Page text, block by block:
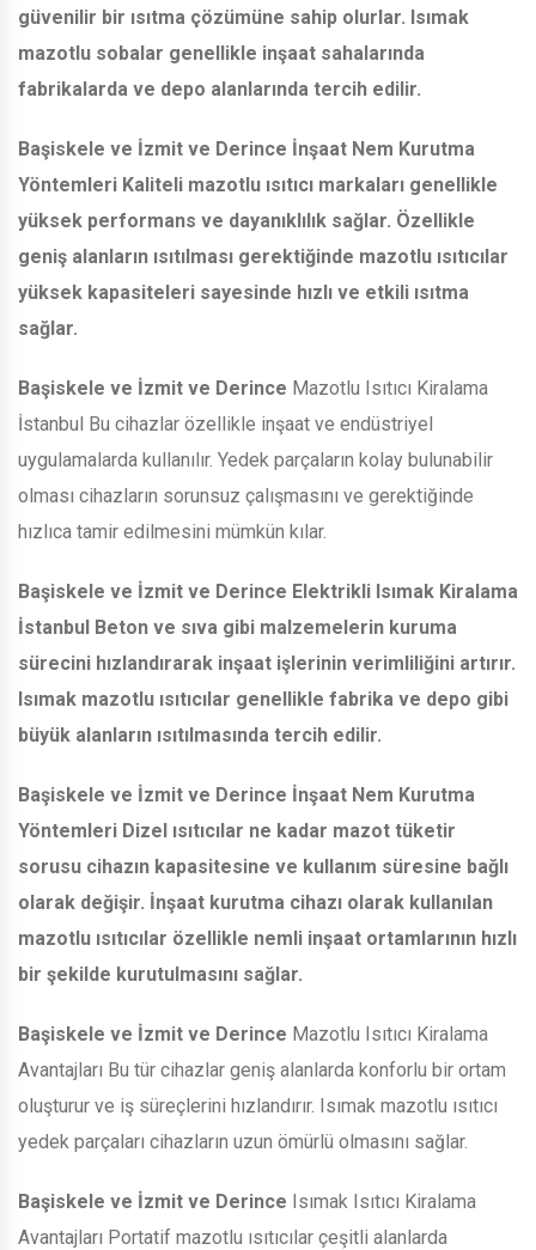
güvenilir bir ısıtma çözümüne sahip olurlar. Isımak
mazotlu sobalar genellikle inşaat sahalarında
fabrikalarda ve depo alanlarında tercih edilir.
Başiskele ve İzmit ve Derince İnşaat Nem Kurutma
Yöntemleri Kaliteli mazotlu ısıtıcı markaları genellikle
yüksek performans ve dayanıklılık sağlar. Özellikle
geniş alanların ısıtılması gerektiğinde mazotlu ısıtıcılar
yüksek kapasiteleri sayesinde hızlı ve etkili ısıtma
sağlar.
Başiskele ve İzmit ve Derince Mazotlu Isıtıcı Kiralama
İstanbul Bu cihazlar özellikle inşaat ve endüstriyel
uygulamalarda kullanılır. Yedek parçaların kolay bulunabilir
olması cihazların sorunsuz çalışmasını ve gerektiğinde
hızlıca tamir edilmesini mümkün kılar.
Başiskele ve İzmit ve Derince Elektrikli Isımak Kiralama
İstanbul Beton ve sıva gibi malzemelerin kuruma
sürecini hızlandırarak inşaat işlerinin verimliliğini artırır.
Isımak mazotlu ısıtıcılar genellikle fabrika ve depo gibi
büyük alanların ısıtılmasında tercih edilir.
Başiskele ve İzmit ve Derince İnşaat Nem Kurutma
Yöntemleri Dizel ısıtıcılar ne kadar mazot tüketir
sorusu cihazın kapasitesine ve kullanım süresine bağlı
olarak değişir. İnşaat kurutma cihazı olarak kullanılan
mazotlu ısıtıcılar özellikle nemli inşaat ortamlarının hızlı
bir şekilde kurutulmasını sağlar.
Başiskele ve İzmit ve Derince Mazotlu Isıtıcı Kiralama
Avantajları Bu tür cihazlar geniş alanlarda konforlu bir ortam
oluşturur ve iş süreçlerini hızlandırır. Isımak mazotlu ısıtıcı
yedek parçaları cihazların uzun ömürlü olmasını sağlar.
Başiskele ve İzmit ve Derince Isımak Isıtıcı Kiralama
Avantajları Portatif mazotlu ısıtıcılar çeşitli alanlarda